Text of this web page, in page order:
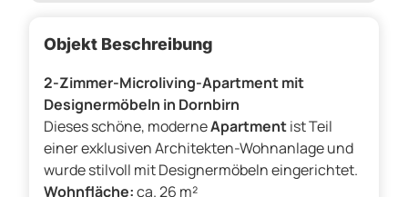
Objekt Beschreibung
2-Zimmer-Microliving-Apartment mit
Designermöbeln in Dornbirn
Dieses schöne, moderneApartmentist Teil
einer exklusiven Architekten-Wohnanlage und
wurde stilvoll mit Designermöbeln eingerichtet.
Wohnfläche:ca. 26 m²